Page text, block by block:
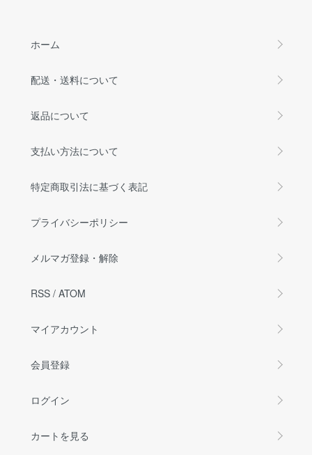
ホーム
配送・送料について
返品について
支払い方法について
特定商取引法に基づく表記
プライバシーポリシー
メルマガ登録・解除
RSS / ATOM
マイアカウント
会員登録
ログイン
カートを見る